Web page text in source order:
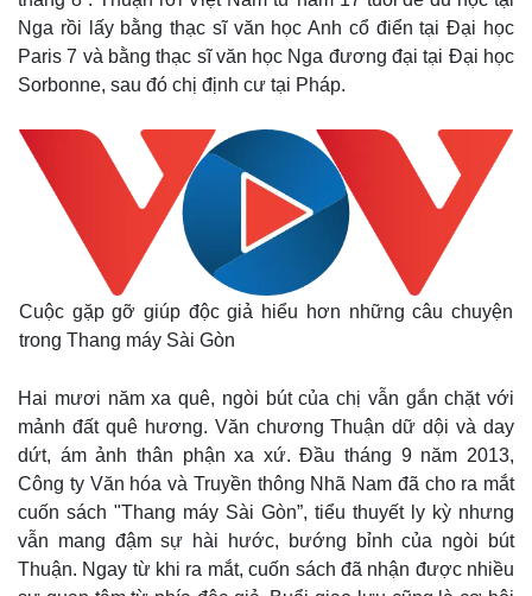
Thế giới
Quan sát
Hồ sơ
Multimedia
Video
E-Magazine
Infographic
Kinh tế
Bất động sản
Khởi nghiệp
Thị trường
Giá vàng
Tiêu dùng
Nga rồi lấy bằng thạc sĩ văn học Anh cổ điển tại Đại học
Paris 7 và bằng thạc sĩ văn học Nga đương đại tại Đại học
Sorbonne, sau đó chị định cư tại Pháp.
Cuộc gặp gỡ giúp độc giả hiểu hơn những câu chuyện
trong Thang máy Sài Gòn
Hai mươi năm xa quê, ngòi bút của chị vẫn gắn chặt với
mảnh đất quê hương. Văn chương Thuận dữ dội và day
dứt, ám ảnh thân phận xa xứ. Đầu tháng 9 năm 2013,
Công ty Văn hóa và Truyền thông Nhã Nam đã cho ra mắt
cuốn sách "Thang máy Sài Gòn”, tiểu thuyết ly kỳ nhưng
vẫn mang đậm sự hài hước, bướng bỉnh của ngòi bút
Thuận. Ngay từ khi ra mắt, cuốn sách đã nhận được nhiều